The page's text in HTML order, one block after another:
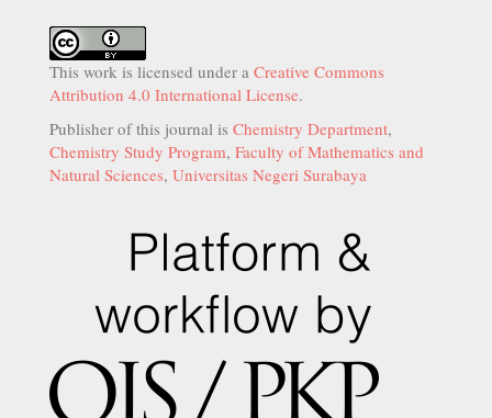
This work is licensed under a Creative Commons
Attribution 4.0 International License.
Publisher of this journal is Chemistry Department,
Chemistry Study Program, Faculty of Mathematics and
Natural Sciences, Universitas Negeri Surabaya